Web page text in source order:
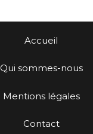
Accueil
Qui sommes-nous
Mentions légales
Contact